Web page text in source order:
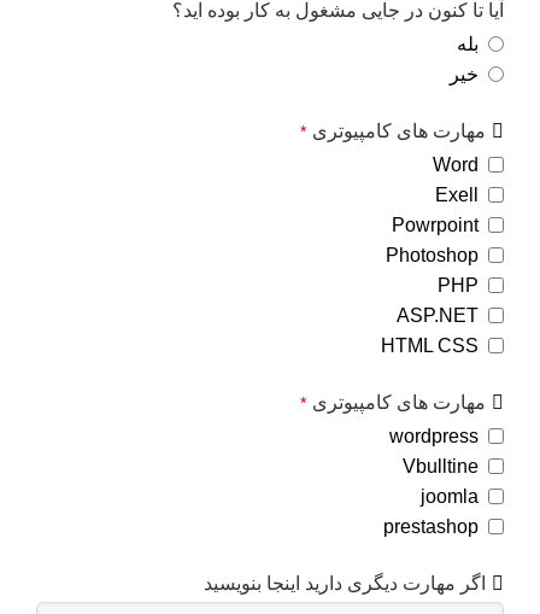
آیا تا کنون در جایی مشغول به کار بوده اید؟
بله
خیر
مهارت های کامپیوتری *
Word
Exell
Powrpoint
Photoshop
PHP
ASP.NET
HTML CSS
مهارت های کامپیوتری *
wordpress
Vbulltine
joomla
prestashop
اگر مهارت دیگری دارید اینجا بنویسید